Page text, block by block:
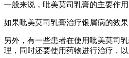
一般来说，吡美莫司乳膏的主要作
如果吡美莫司乳膏治疗银屑病的效
另外，有一些患者在使用吡美莫司
理，同时还要使用药物进行治疗，以